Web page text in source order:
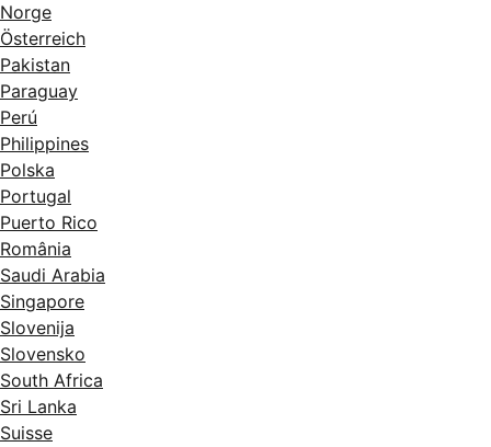
Norge
Österreich
Pakistan
Paraguay
Perú
Philippines
Polska
Portugal
Puerto Rico
România
Saudi Arabia
Singapore
Slovenija
Slovensko
South Africa
Sri Lanka
Suisse